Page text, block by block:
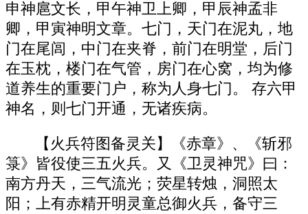
申神扈文长，甲午神卫上卿，甲辰神孟非
卿，甲寅神明文章。七门，天门在泥丸，地
门在尾闾，中门在夹脊，前门在明堂，后门
在玉枕，楼门在气管，房门在心窝，均为修
道养生的重要门户，称为人身七门。 存六甲
神名，则七门开通，无诸疾病。
【火兵符图备灵关】《赤章》、《斩邪
箓》皆役使三五火兵。又《卫灵神咒》曰：
南方丹天，三气流光；荧星转烛，洞照太
阳；上有赤精开明灵童总御火兵，备守三